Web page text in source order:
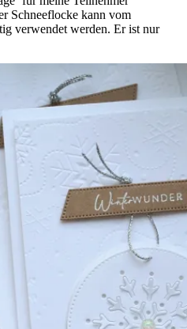
Schneeflocke kann vom
verwendet werden. Er ist nur